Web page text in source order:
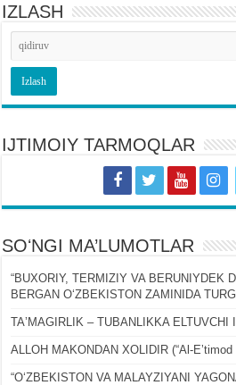
IZLASH
IJTIMOIY TARMOQLAR
SOʻNGI MA’LUMOTLAR
“BUXORIY, TERMIZIY VA BERUNIYDEK
BERGAN OʻZBEKISTON ZAMINIDA
TAʼMAGIRLIK – TUBANLIKKA ELTUVCHI
ALLOH MAKONDAN XOLIDIR (“Al-
“OʻZBEKISTON VA MALAYZIYANI